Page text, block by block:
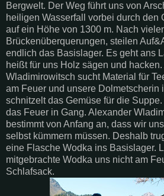
Bergwelt. Der Weg führt uns von
heiligen Wasserfall vorbei durch den
auf ein Höhe von 1300 m. Nach
Brückenüberquerungen, steilen
endlich das Basislager. Es geht ans
heißtfür uns Holz sägen und
Wladimirowitsch sucht Material für
am Feuer und unsere Dolmetscherin
schnitzeltdas Gemüse für die
das Feuer in Gang. Alexander
bestimmt von Anfang an, dass wir
selbst kümmern müssen. Deshalb
eine Flasche Wodka ins Basislager.
mitgebrachte Wodka uns nicht am
Schlafsack.